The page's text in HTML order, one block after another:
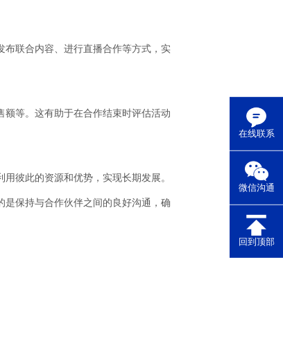
在线联系
微信沟通
回到顶部
联合内容、进行直播合作等方式，实
等。这有助于在合作结束时评估活动
彼此的资源和优势，实现长期发展。
保持与合作伙伴之间的良好沟通，确